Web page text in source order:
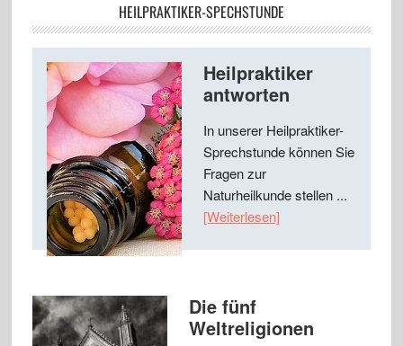
HEILPRAKTIKER-SPECHSTUNDE
Heilpraktiker
antworten
In unserer Heilpraktiker-
Sprechstunde können Sie
Fragen zur
Naturheilkunde stellen ...
[Weiterlesen]
Die fünf
Weltreligionen